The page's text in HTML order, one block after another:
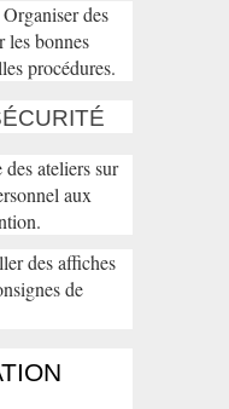
Organiser des
les bonnes
procédures.
ateliers sur
aux
des affiches
de